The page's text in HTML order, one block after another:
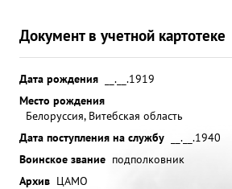
Документ в учетной картотеке
Дата рождения
__.__.1919
Место рождения
Белоруссия, Витебская область
Дата поступления на службу
__.__.1940
Воинское звание подполковник
Архив ЦАМО